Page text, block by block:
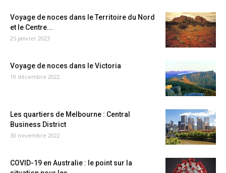
Voyage de noces dans le Territoire du Nord
et le Centre...
25 janvier 2023
Voyage de noces dans le Victoria
19 décembre 2022
Les quartiers de Melbourne : Central
Business District
30 novembre 2022
COVID-19 en Australie : le point sur la